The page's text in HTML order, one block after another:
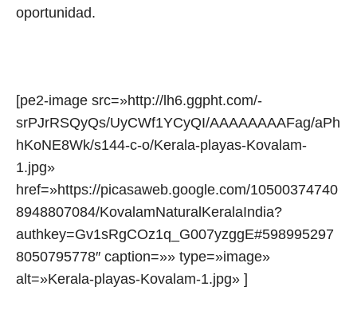
oportunidad.
[pe2-image src=»http://lh6.ggpht.com/-
srPJrRSQyQs/UyCWf1YCyQI/AAAAAAAAFag/aPh
hKoNE8Wk/s144-c-o/Kerala-playas-Kovalam-
1.jpg»
href=»https://picasaweb.google.com/10500374740
8948807084/KovalamNaturalKeralaIndia?
authkey=Gv1sRgCOz1q_G007yzggE#598995297
8050795778″ caption=»» type=»image»
alt=»Kerala-playas-Kovalam-1.jpg» ]